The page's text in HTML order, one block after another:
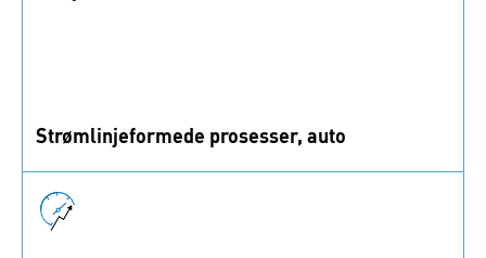
Strømlinjeformede prosesser, auto
marginer.